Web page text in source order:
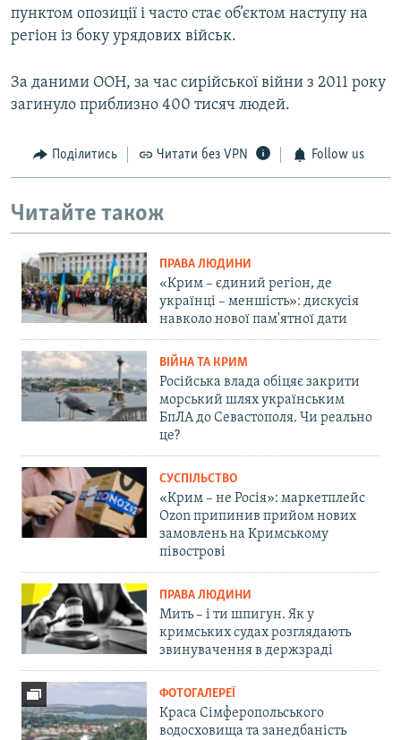
пунктом опозиції і часто стає об’єктом наступу на
регіон із боку урядових військ.
За даними ООН, за час сирійської війни з 2011 року
загинуло приблизно 400 тисяч людей.
Поділитись Читати без VPN Follow us
Читайте також
ПРАВА ЛЮДИНИ
«Крим – єдиний регіон, де
українці – меншість»: дискусія
навколо нової пам'ятної дати
ВІЙНА ТА КРИМ
Російська влада обіцяє закрити
морський шлях українським
БпЛА до Севастополя. Чи реально
це?
СУСПІЛЬСТВО
«Крим – не Росія»: маркетплейс
Ozon припинив прийом нових
замовлень на Кримському
півострові
ПРАВА ЛЮДИНИ
Мить – і ти шпигун. Як у
кримських судах розглядають
звинувачення в держзраді
ФОТОГАЛЕРЕЇ
Краса Сімферопольського
водосховища та занедбаність